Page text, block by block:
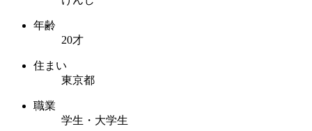
年齢
20才
住まい
東京都
職業
学生・大学生